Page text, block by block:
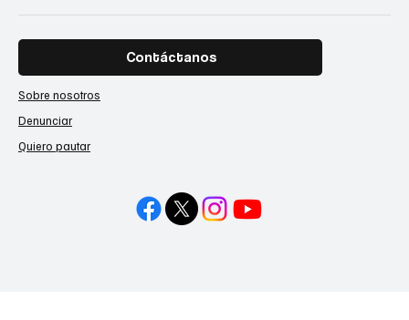
Contáctanos
Sobre nosotros
Denunciar
Quiero pautar